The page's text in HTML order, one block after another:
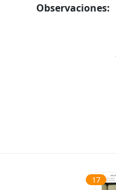
Observaciones:
17